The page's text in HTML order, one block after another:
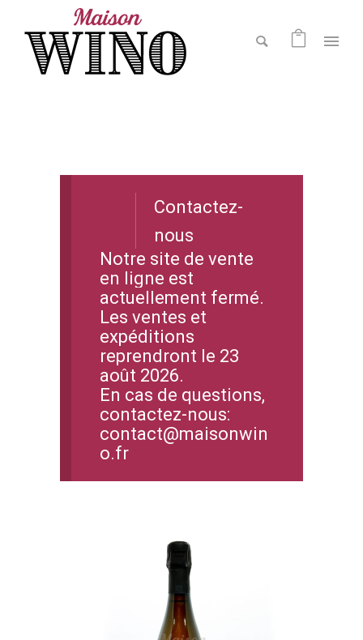
Contactez-
nous
Notre site de vente
en ligne est
actuellement fermé.
Les ventes et
expéditions
reprendront le 23
août 2026.
En cas de questions,
contactez-nous:
contact@maisonwin
o.fr